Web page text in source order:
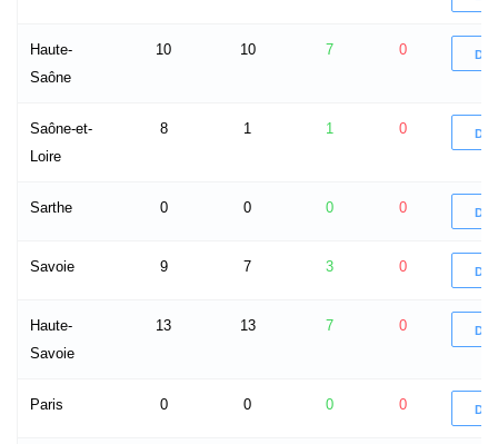
Haute-
Saône
10 10 7 0
Saône-et-
Loire
8 1 1 0
Sarthe 0 0 0 0
Savoie 9 7 3 0
Haute-
Savoie
13 13 7 0
Paris 0 0 0 0